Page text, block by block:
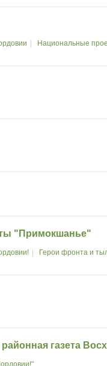
Национальные
"Примокшанье"
Герои фронта и
газета